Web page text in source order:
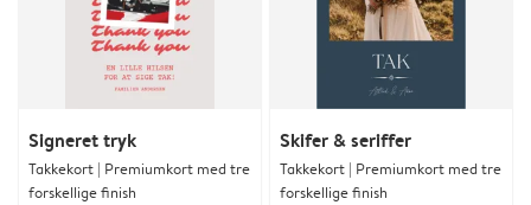
Signeret tryk
Takkekort | Premiumkort med tre
forskellige finish
Skifer & seriffer
Takkekort | Premiumkort med tre
forskellige finish